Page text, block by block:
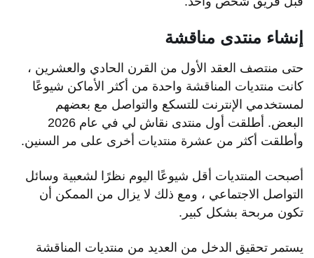
إنشاء منتدى مناقشة
حتى منتصف العقد الأول من القرن الحادي والعشرين ،
كانت منتديات المناقشة واحدة من أكثر الأماكن شيوعًا
لمستخدمي الإنترنت للتسكع والتواصل مع بعضهم
البعض. أطلقت أول منتدى نقاش لي في عام 2026
وأطلقت أكثر من عشرة منتديات أخرى على مر السنين.
أصبحت المنتديات أقل شيوعًا اليوم نظرًا لشعبية وسائل
التواصل الاجتماعي ، ومع ذلك لا يزال من الممكن أن
تكون مربحة بشكل كبير.
يستمر تحقيق الدخل من العديد من منتديات المناقشة